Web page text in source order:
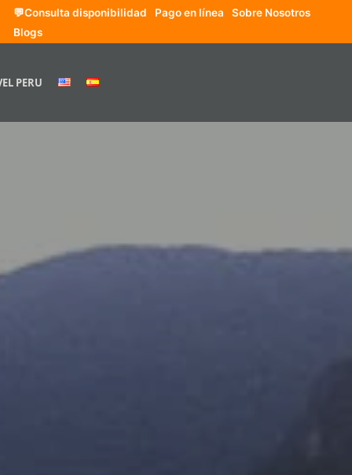
💬Consulta disponibilidad Pago en línea
Sobre Nosotros
Blogs
PERU